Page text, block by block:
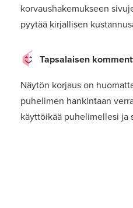
korvaushakemukseen
pyytää kirjallisen
Tapsalaisen
Näytön korjaus on
puhelimen hankintaan
käyttöikää puhelimellesi ja